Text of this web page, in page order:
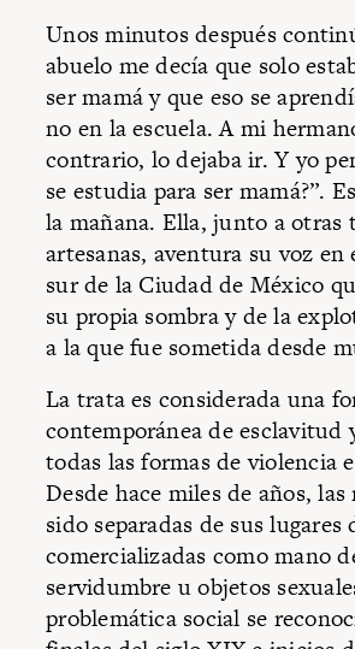
Unos minutos después
abuelo me decía que solo
ser mamá y que eso se
no en la escuela. A mi
contrario, lo dejaba ir. Y yo
se estudia para ser mamá?”.
la mañana. Ella, junto a otras
artesanas, aventura su voz
sur de la Ciudad de México
su propia sombra y de la
a la que fue sometida desde
La trata es considerada una
contemporánea de esclavitud
todas las formas de violencia
Desde hace miles de años,
sido separadas de sus lugares
comercializadas como mano
servidumbre u objetos
problemática social se